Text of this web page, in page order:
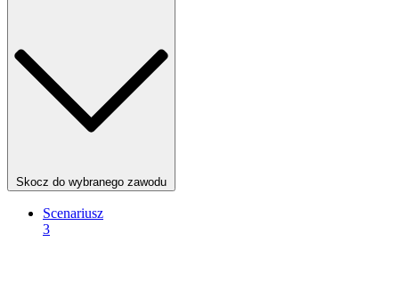
Skocz do wybranego zawodu
Scenariusz
3